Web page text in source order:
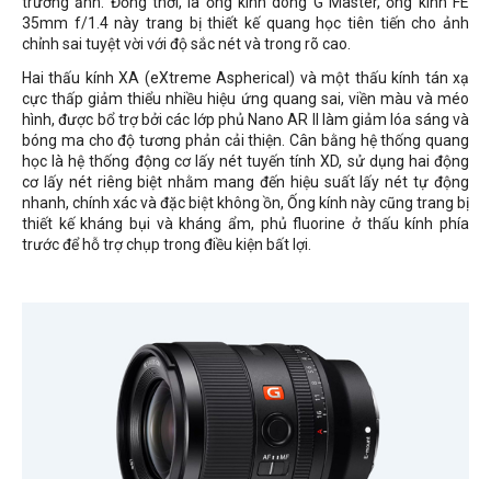
35mm f/1.4 này trang bị thiết kế quang học tiên tiến cho ảnh
chỉnh sai tuyệt vời với độ sắc nét và trong rõ cao.
Hai thấu kính XA (eXtreme Aspherical) và một thấu kính tán xạ
cực thấp giảm thiểu nhiều hiệu ứng quang sai, viền màu và méo
hình, được bổ trợ bởi các lớp phủ Nano AR II làm giảm lóa sáng và
bóng ma cho độ tương phản cải thiện. Cân bằng hệ thống quang
học là hệ thống động cơ lấy nét tuyến tính XD, sử dụng hai động
cơ lấy nét riêng biệt nhằm mang đến hiệu suất lấy nét tự động
nhanh, chính xác và đặc biệt không ồn, Ống kính này cũng trang bị
thiết kế kháng bụi và kháng ẩm, phủ fluorine ở thấu kính phía
trước để hỗ trợ chụp trong điều kiện bất lợi.